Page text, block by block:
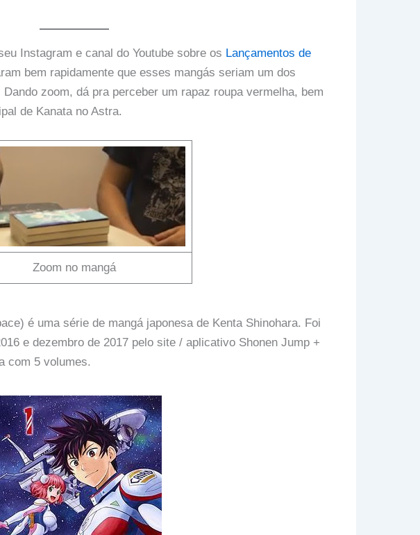
Instagram e canal do Youtube sobre os Lançamentos de
bem rapidamente que esses mangás seriam um dos
zoom, dá pra perceber um rapaz roupa vermelha, bem
de Kanata no Astra.
Zoom no mangá
é uma série de mangá japonesa de Kenta Shinohara. Foi
e dezembro de 2017 pelo site / aplicativo Shonen Jump +
com 5 volumes.